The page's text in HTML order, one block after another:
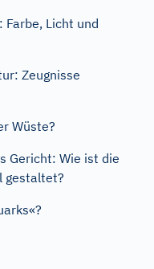
Farbe, Licht und
Zeugnisse
Wüste?
Gericht: Wie ist die
gestaltet?